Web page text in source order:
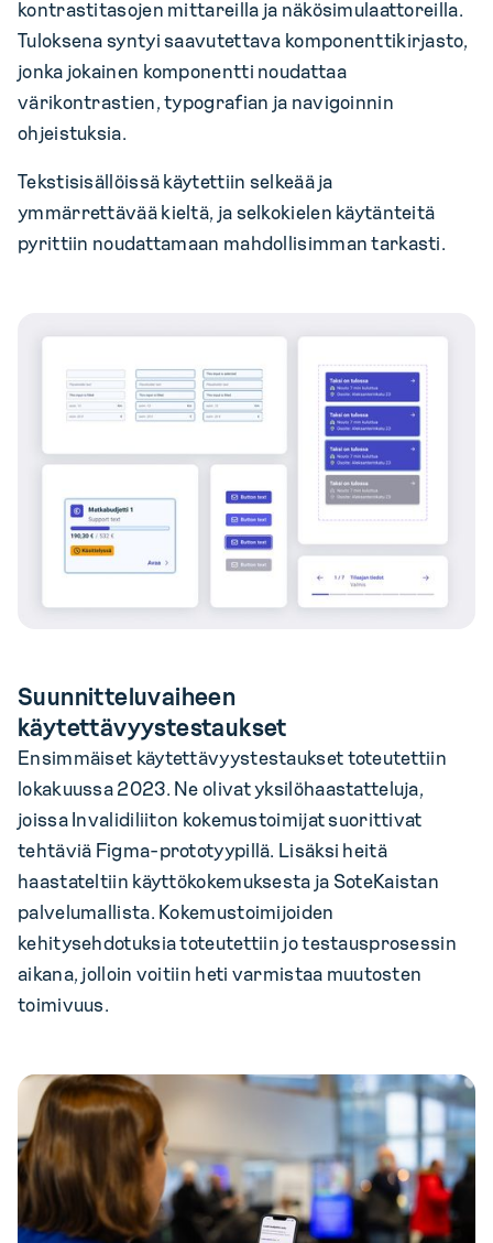
kontrastitasojen mittareilla ja näkösimulaattoreilla.
Tuloksena syntyi saavutettava komponenttikirjasto,
jonka jokainen komponentti noudattaa
värikontrastien, typografian ja navigoinnin
ohjeistuksia.
Tekstisisällöissä käytettiin selkeää ja
ymmärrettävää kieltä, ja selkokielen käytänteitä
pyrittiin noudattamaan mahdollisimman tarkasti.
Suunnitteluvaiheen
käytettävyystestaukset
Ensimmäiset käytettävyystestaukset toteutettiin
lokakuussa 2023. Ne olivat yksilöhaastatteluja,
joissa Invalidiliiton kokemustoimijat suorittivat
tehtäviä Figma-prototyypillä. Lisäksi heitä
haastateltiin käyttökokemuksesta ja SoteKaistan
palvelumallista. Kokemustoimijoiden
kehitysehdotuksia toteutettiin jo testausprosessin
aikana, jolloin voitiin heti varmistaa muutosten
toimivuus.